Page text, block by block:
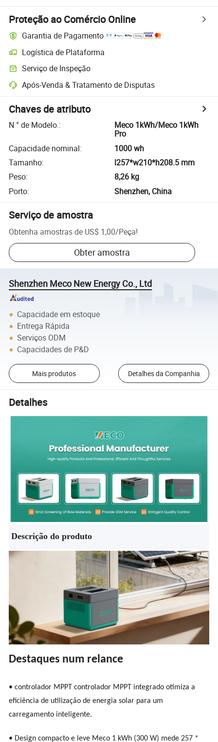
Proteção ao Comércio Online
Garantia de Pagamento
Logística de Plataforma
Serviço de Inspeção
Após-Venda & Tratamento de Disputas
Chaves de atributo
N ° de Modelo.:
Meco 1kWh/Meco 1kWh
Pro
Capacidade nominal:
1000 wh
Tamanho:
l257*w210*h208.5 mm
Peso:
8,26 kg
Porto: Shenzhen, China
Serviço de amostra
Obtenha amostras de US$ 1,00/Peça!
Obter amostra
Shenzhen Meco New Energy Co., Ltd
Capacidade em estoque
Entrega Rápida
Serviços ODM
Capacidades de P&D
Mais produtos Detalhes da Companhia
Detalhes
Descrição do produto
Destaques num relance
• controlador MPPT controlador MPPT integrado otimiza a
eficiência de utilização de energia solar para um
carregamento inteligente.
• Design compacto e leve Meco 1 kWh (300 W) mede 257 *